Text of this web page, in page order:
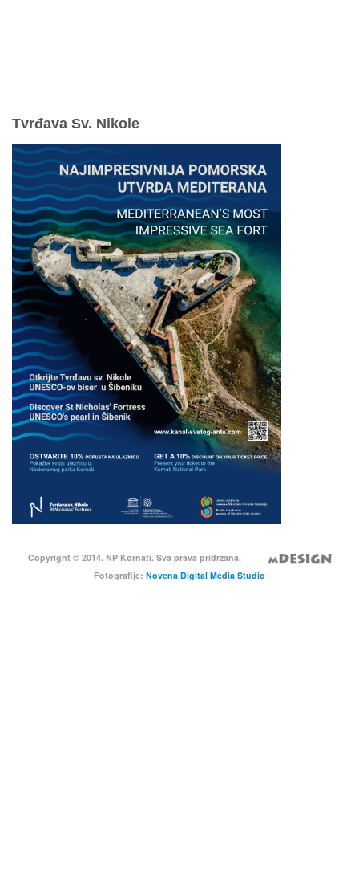
Tvrđava Sv. Nikole
Copyright © 2014. NP Kornati. Sva prava pridržana.
Fotografije: Novena Digital Media Studio